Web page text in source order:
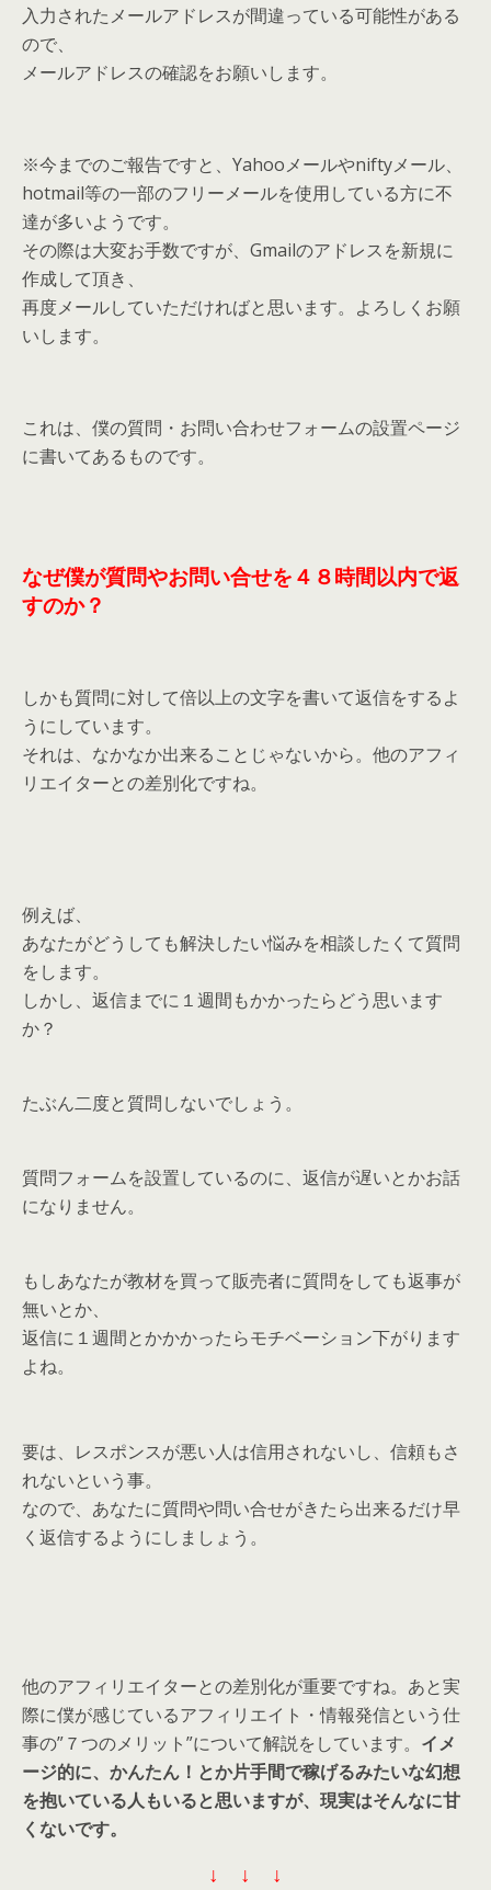
入力されたメールアドレスが間違っている可能性がある
ので、
メールアドレスの確認をお願いします。
※今までのご報告ですと、Yahooメールやniftyメール、
hotmail等の一部のフリーメールを使用している方に不
達が多いようです。
その際は大変お手数ですが、Gmailのアドレスを新規に
作成して頂き、
再度メールしていただければと思います。よろしくお願
いします。
これは、僕の質問・お問い合わせフォームの設置ページ
に書いてあるものです。
なぜ僕が質問やお問い合せを４８時間以内で返
すのか？
しかも質問に対して倍以上の文字を書いて返信をするよ
うにしています。
それは、なかなか出来ることじゃないから。他のアフィ
リエイターとの差別化ですね。
例えば、
あなたがどうしても解決したい悩みを相談したくて質問
をします。
しかし、返信までに１週間もかかったらどう思います
か？
たぶん二度と質問しないでしょう。
質問フォームを設置しているのに、返信が遅いとかお話
になりません。
もしあなたが教材を買って販売者に質問をしても返事が
無いとか、
返信に１週間とかかかったらモチベーション下がります
よね。
要は、レスポンスが悪い人は信用されないし、信頼もさ
れないという事。
なので、あなたに質問や問い合せがきたら出来るだけ早
く返信するようにしましょう。
他のアフィリエイターとの差別化が重要ですね。あと実
際に僕が感じているアフィリエイト・情報発信という仕
事の”７つのメリット”について解説をしています。 イメ
ージ的に、かんたん！とか片手間で稼げるみたいな幻想
を抱いている人もいると思いますが、現実はそんなに甘
くないです。
↓ ↓ ↓